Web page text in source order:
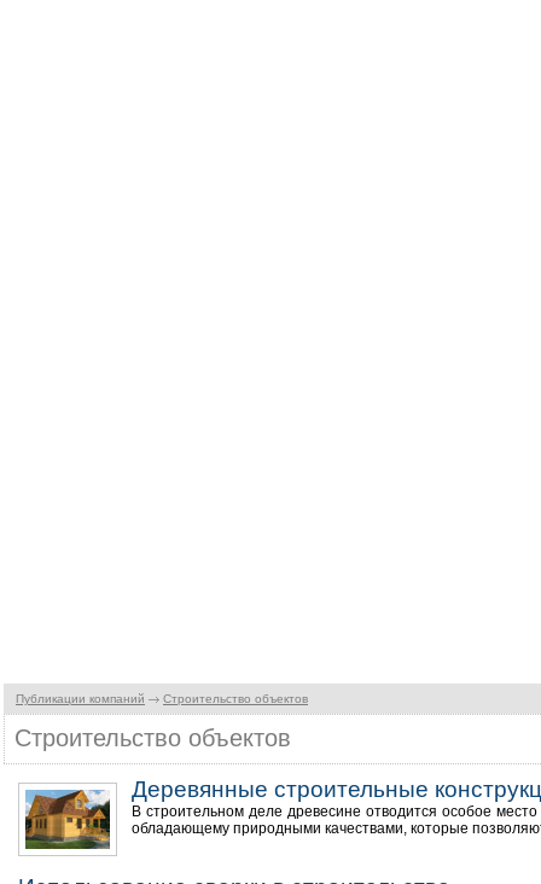
Публикации компаний Строительство объектов
Строительство объектов
Деревянные строительные
В строительном деле древесине отводится особое
обладающему природными качествами, которые